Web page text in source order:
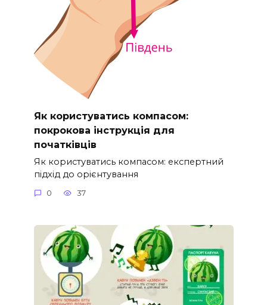
Як користуватись компасом:
покрокова інструкція для
початківців
Як користуватись компасом: експертний
підхід до орієнтування
0 37